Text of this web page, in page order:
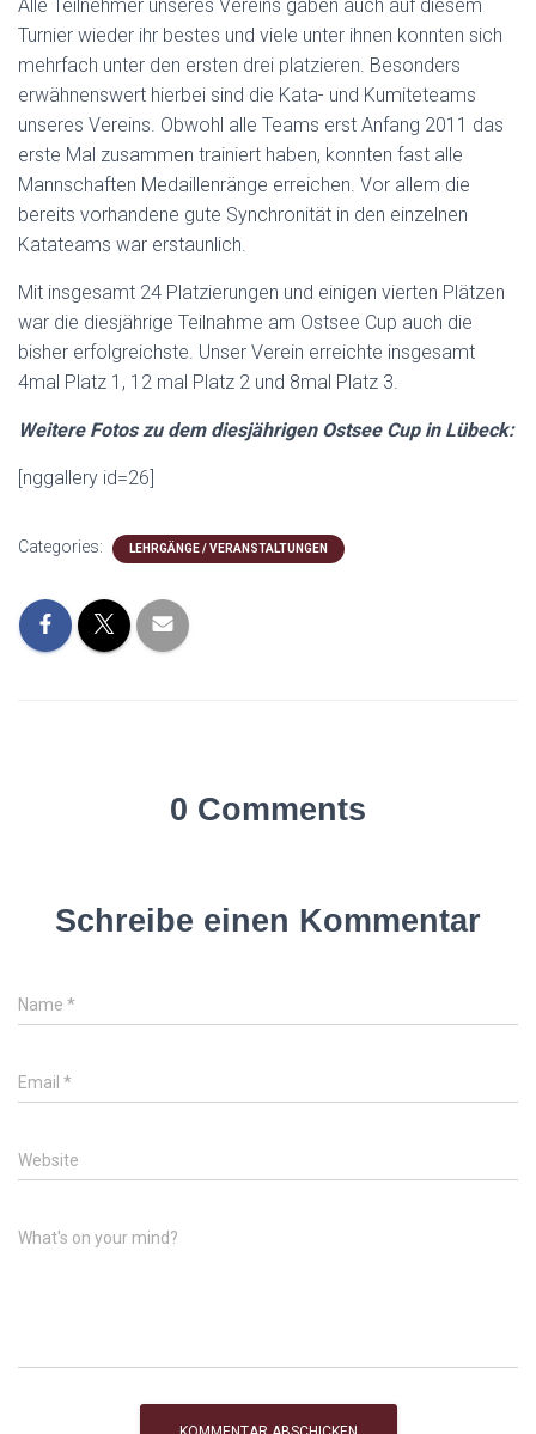
Alle Teilnehmer unseres Vereins gaben auch auf diesem
Turnier wieder ihr bestes und viele unter ihnen konnten sich
mehrfach unter den ersten drei platzieren. Besonders
erwähnenswert hierbei sind die Kata- und Kumiteteams
unseres Vereins. Obwohl alle Teams erst Anfang 2011 das
erste Mal zusammen trainiert haben, konnten fast alle
Mannschaften Medaillenränge erreichen. Vor allem die
bereits vorhandene gute Synchronität in den einzelnen
Katateams war erstaunlich.
Mit insgesamt 24 Platzierungen und einigen vierten Plätzen
war die diesjährige Teilnahme am Ostsee Cup auch die
bisher erfolgreichste. Unser Verein erreichte insgesamt
4mal Platz 1, 12 mal Platz 2 und 8mal Platz 3.
Weitere Fotos zu dem diesjährigen Ostsee Cup in Lübeck:
[nggallery id=26]
Categories: LEHRGÄNGE / VERANSTALTUNGEN
0 Comments
Schreibe einen Kommentar
Name *
Email *
Website
What's on your mind?